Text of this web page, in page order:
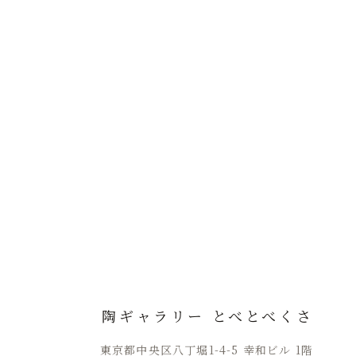
陶ギャラリー とべとべくさ
東京都中央区八丁堀1-4-5 幸和ビル 1階